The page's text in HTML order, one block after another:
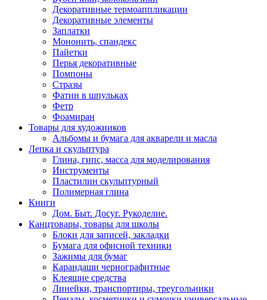
Декоративные термоаппликации
Декоративные элементы
Заплатки
Мононить, спандекс
Пайетки
Перья декоративные
Помпоны
Стразы
Фатин в шпульках
Фетр
Фоамиран
Товары для художников
Альбомы и бумага для акварели и масла
Лепка и скульптура
Глина, гипс, масса для моделирования
Инструменты
Пластилин скульптурный
Полимерная глина
Книги
Дом. Быт. Досуг. Рукоделие.
Канцтовары, товары для школы
Блоки для записей, закладки
Бумага для офисной техники
Зажимы для бумаг
Карандаши чернографитные
Клеящие средства
Линейки, транспортиры, треугольники